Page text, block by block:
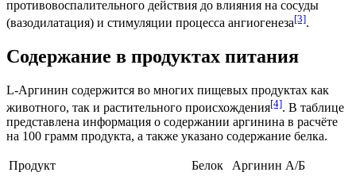
противовоспалительного действия до влияния на сосуды
(вазодилатация) и стимуляции процесса ангиогенеза[3].
Содержание в продуктах питания
L-Аргинин содержится во многих пищевых продуктах как
животного, так и растительного происхождения[4]. В таблице
представлена информация о содержании аргинина в расчёте
на 100 грамм продукта, а также указано содержание белка.
Продукт Белок Аргинин А/Б